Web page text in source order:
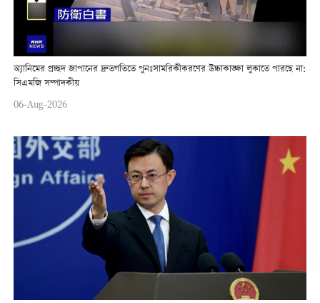
অ্যানিমের প্রচ্ছদ জাপানের দ্রুতগতিতে পুনঃসামরিকীকরণের উচ্চাকাঙ্ক্ষা লুকাতে পারছে না:
সিএমজি সম্পাদকীয়
06-Aug-2026